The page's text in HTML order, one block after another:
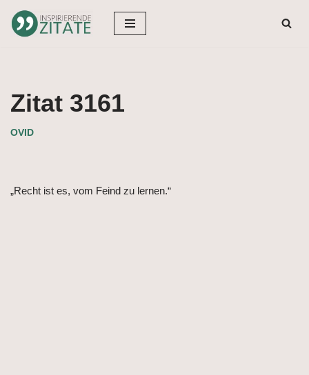
Zum
Zitat 3161
OVID
„Recht ist es, vom Feind zu lernen.“